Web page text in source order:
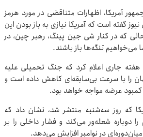
آمریکا، اظهارات متناقضی در مورد هرمز
گفته است که آمریکا نیازی به باز بودن این
که در کنار شی جین پینگ، رهبر چین، در
تنگه‌ها باز باشند.
هفته جاری اعلام کرد که جنگ تحمیلی علیه
را با سرعت بی‌سابقه‌ای کاهش داده است و
کمبود عرضه مواجه خواهد بود.
که روز سه‌شنبه منتشر شد، نشان داد که
دوباره شعله‌ور می‌کند و فشار داخلی را بر
در نوامبر افزایش می‌دهد.